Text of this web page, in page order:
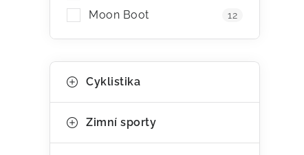
Moon Boot 12
Přeskočit
kategorie
K
a
e
Cyklistika
Zimní sporty